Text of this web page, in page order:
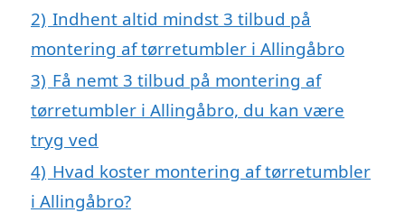
2) Indhent altid mindst 3 tilbud på
montering af tørretumbler i Allingåbro
3) Få nemt 3 tilbud på montering af
tørretumbler i Allingåbro, du kan være
tryg ved
4) Hvad koster montering af tørretumbler
i Allingåbro?